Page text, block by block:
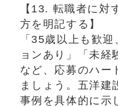
【13. 転職者に対
方を明記する】
「35歳以上も歓
ョンあり」「未経
など、応募のハー
ましょう。五洋建
事例を具体的に示